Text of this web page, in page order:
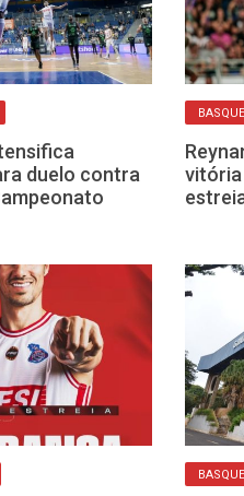
duelo contra
vitória